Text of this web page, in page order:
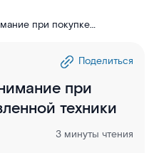
при покупке
Поделиться
при
техники
3 минуты чтения